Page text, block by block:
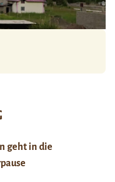
geht in die